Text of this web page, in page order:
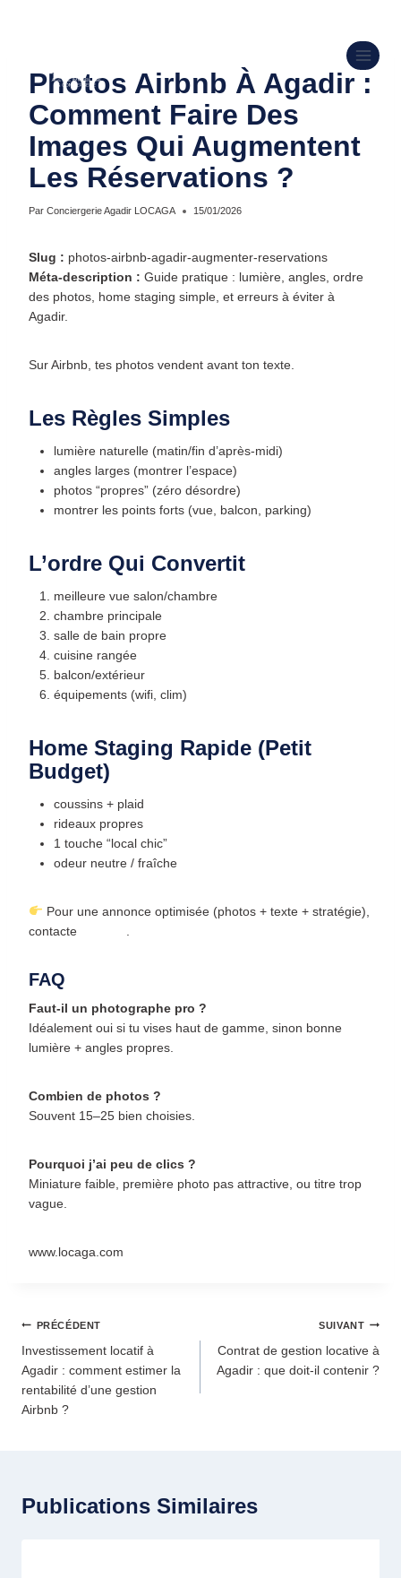
Photos Airbnb À Agadir :
Comment Faire Des
Images Qui Augmentent
Les Réservations ?
Par Conciergerie Agadir LOCAGA 15/01/2026
Slug : photos-airbnb-agadir-augmenter-reservations
Méta-description : Guide pratique : lumière, angles, ordre
des photos, home staging simple, et erreurs à éviter à
Agadir.
Sur Airbnb, tes photos vendent avant ton texte.
Les Règles Simples
lumière naturelle (matin/fin d’après-midi)
angles larges (montrer l’espace)
photos “propres” (zéro désordre)
montrer les points forts (vue, balcon, parking)
L’ordre Qui Convertit
meilleure vue salon/chambre
chambre principale
salle de bain propre
cuisine rangée
balcon/extérieur
équipements (wifi, clim)
Home Staging Rapide (petit
Budget)
coussins + plaid
rideaux propres
1 touche “local chic”
odeur neutre / fraîche
Pour une annonce optimisée (photos + texte + stratégie),
contacte
FAQ
Faut-il un photographe pro ?
Idéalement oui si tu vises haut de gamme, sinon bonne
lumière + angles propres.
Combien de photos ?
Souvent 15–25 bien choisies.
Pourquoi j’ai peu de clics ?
Miniature faible, première photo pas attractive, ou titre trop
vague.
www.locaga.com
PRÉCÉDENT
Investissement locatif à
Agadir : comment estimer la
rentabilité d’une gestion
Airbnb ?
SUIVANT
Contrat de gestion locative à
Agadir : que doit-il contenir ?
Publications Similaires